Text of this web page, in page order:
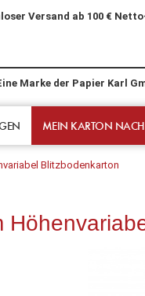
Versand ab 100 €
Blitzbodenkarton
Marke der Papier Karl
MEIN KARTON